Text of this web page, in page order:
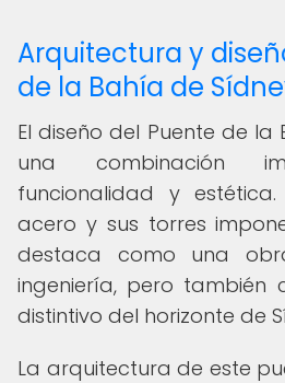
Arquitectura y
de la Bahía de
El diseño del Puente de la
una combinación
funcionalidad y
acero y sus torres
destaca como una
ingeniería, pero también
distintivo del horizonte de
La arquitectura de este